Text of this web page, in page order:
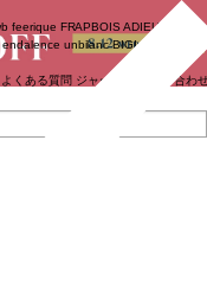
feerique FRAPBOIS ADIEU
endalence unbilanc BIGI online store
よくある質問 ジャーナル お問い合わ